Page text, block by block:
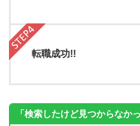
転職成功!!
「検索したけど見つからなか